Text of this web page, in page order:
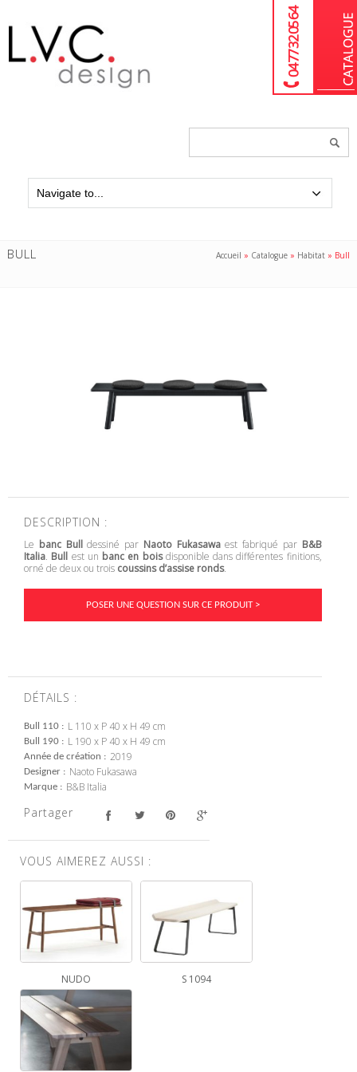
04 77 32 05 64
BULL Accueil » Catalogue » Habitat » Bull
DESCRIPTION :
Le banc Bulldessiné par Naoto Fukasawaest fabriqué par B&B
Italia. Bull est un banc en boisdisponible dans différentes finitions,
orné de deux ou trois coussins d’assise ronds.
POSER UNE QUESTION SUR CE PRODUIT >
DÉTAILS :
Bull 110 L 110 x P 40 x H 49 cm
Bull 190 L 190 x P 40 x H 49 cm
Année de création 2019
Designer Naoto Fukasawa
Marque B&B Italia
Partager
VOUS AIMEREZ AUSSI :
NUDO S 1094